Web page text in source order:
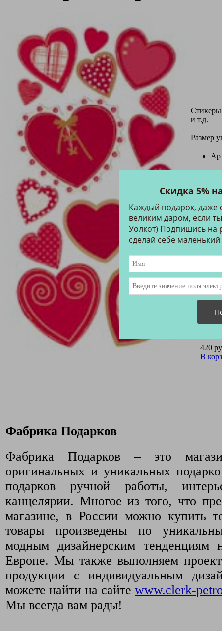
Стикеры
и т.д.
Размер
420
В
Фабрика Подарков
Фабрика Подарков – это
оригинальных и уникальных
подарков ручной работы,
канцелярии. Многое из того, что
магазине, в России можно купить
товары произведены по
модным дизайнерским тенденциям
Европе. Мы также выполняем
продукции с индивидуальным
можете найти на сайте www.clerk-
Мы всегда вам рады!
Скидка 5%
Каждый подарок, даже
великим даром, если
Уолкот) Подпишись на
сделай себе